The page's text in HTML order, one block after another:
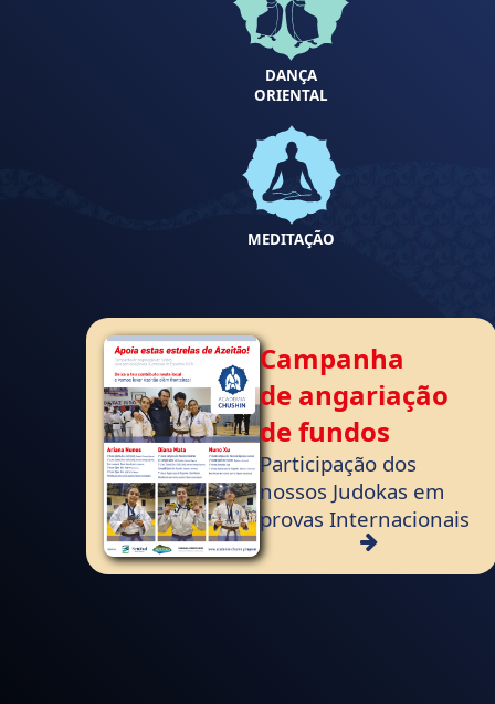
DANÇA
ORIENTAL
MEDITAÇÃO
Campanha
de angariação
de fundos
Participação dos
nossos Judokas em
provas Internacionais